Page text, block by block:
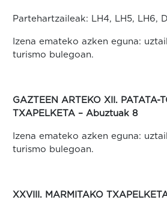
Partehartzaileak: LH4, LH5, LH6,
Izena emateko azken eguna:
turismo bulegoan.
GAZTEEN ARTEKO XII. PATATA-
TXAPELKETA – Abuztuak 8
Izena emateko azken eguna:
turismo bulegoan.
XXVIII. MARMITAKO